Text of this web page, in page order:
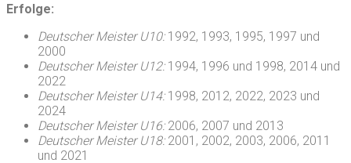
Erfolge:
Deutscher Meister U10:1992, 1993, 1995, 1997 und
2000
Deutscher Meister U12:1994, 1996 und 1998, 2014 und
2022
Deutscher Meister U14:1998, 2012, 2022, 2023 und
2024
Deutscher Meister U16:2006, 2007 und 2013
Deutscher Meister U18:2001, 2002, 2003, 2006, 2011
und 2021